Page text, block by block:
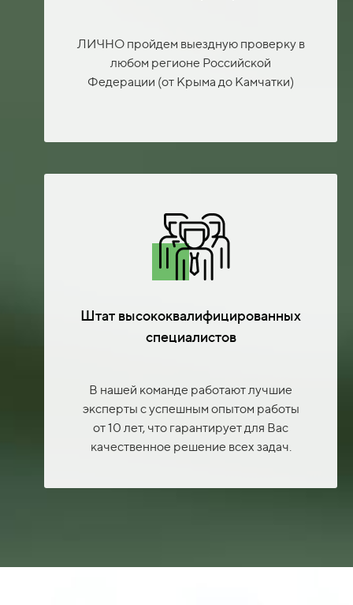
ЛИЧНО пройдем выездную проверку в
любом регионе Российской
Федерации (от Крыма до Камчатки)
Штат высококвалифицированных
специалистов
В нашей команде работают лучшие
эксперты с успешным опытом работы
от 10 лет, что гарантирует для Вас
качественное решение всех задач.